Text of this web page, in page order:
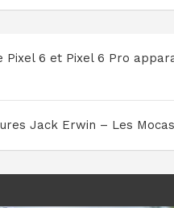
Pixel 6 et Pixel 6 Pro
Jack Erwin – Les